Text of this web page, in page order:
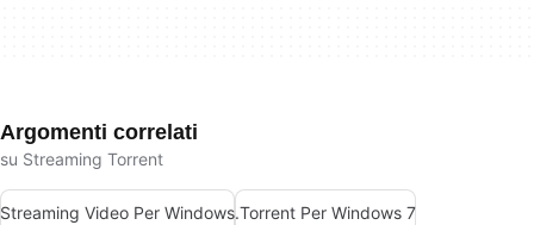
Argomenti correlati
su Streaming Torrent
Streaming Video Per Windows.Torrent Per Windows 7